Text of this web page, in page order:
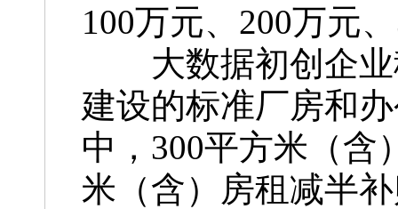
100万元、200万元
大数据初创企业
建设的标准厂房和
中，300平方米（含
米（含）房租减半